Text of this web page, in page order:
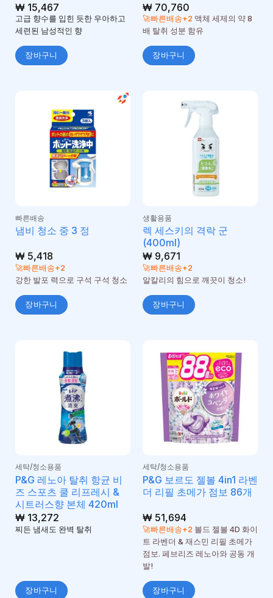
₩15,467
고급 향수를 입힌 듯한 우아하고
세련된 남성적인 향
장바구니
₩70,760
🚀빠른배송+2 액체 세제의 약 8
배 탈취 성분 함유
장바구니
빠른배송
냄비 청소 중 3 정
₩5,418
🚀빠른배송+2
강한 발포 력으로 구석 구석 청소
장바구니
생활용품
렉 세스키의 격락 군
(400ml)
₩9,671
🚀빠른배송+2
알칼리의 힘으로 깨끗이 청소!
장바구니
세탁/청소용품
P&G 레노아 탈취 항균 비
즈 스포츠 쿨 리프레시 &
시트러스향 본체 420ml
₩13,272
찌든 냄새도 완벽 탈취
장바구니
세탁/청소용품
P&G 보르도 젤볼 4in1 라벤
더 리필 초메가 점보 86개
₩51,694
🚀빠른배송+2 볼드 젤볼 4D 화이
트 라벤더 & 재스민 리필 초메가
점보. 페브리즈 레노아와 공동 개
발!
장바구니